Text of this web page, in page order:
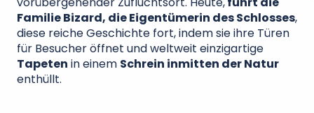
Familie Bizard, die Eigentümerin des Schlosses,
diese reiche Geschichte fort, indem sie ihre Türen
für Besucher öffnet und weltweit einzigartige
Tapeten in einem Schrein inmitten der Natur
enthüllt.